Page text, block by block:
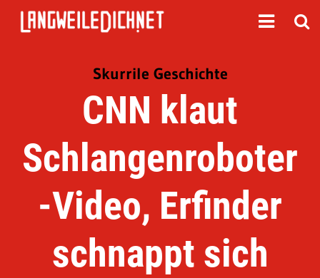
Skurrile Geschichte
CNN klaut
Schlangenroboter
-Video, Erfinder
schnappt sich